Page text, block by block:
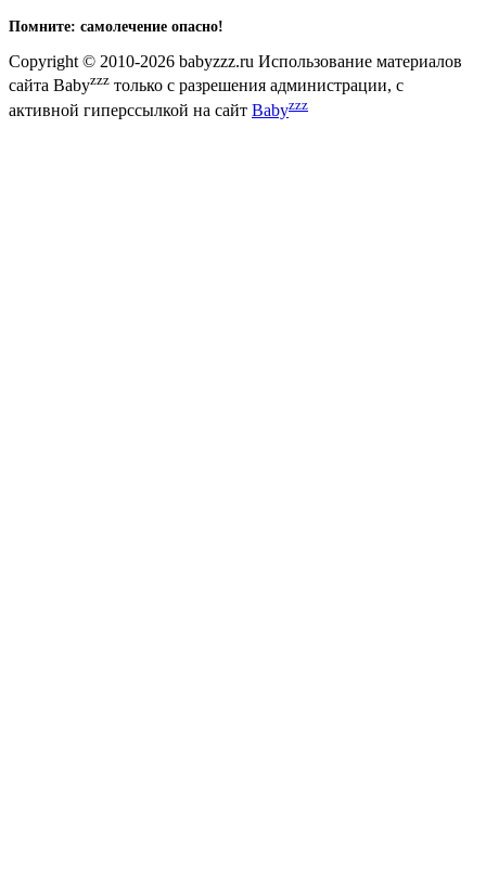
Помните: самолечение опасно!
Copyright © 2010-2026 babyzzz.ru Использование материалов
сайта Babyzzz только с разрешения администрации, с
активной гиперссылкой на сайт Babyzzz